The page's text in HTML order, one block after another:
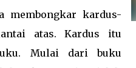
membongkar kardus-
atas. Kardus itu
Mulai dari buku